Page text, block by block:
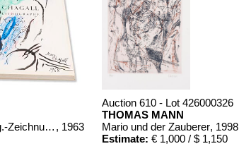
Chagall Lithographe. Mit Orig.-Zeichnung von Chagall , 1963
Auction 610 - Lot 426000326
THOMAS MANN
Mario und der Zauberer, 1998
Estimate: € 1,000 / $ 1,150